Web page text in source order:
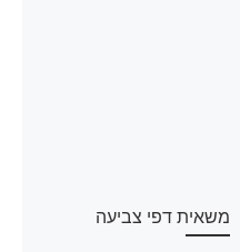
משאית דפי צביעה